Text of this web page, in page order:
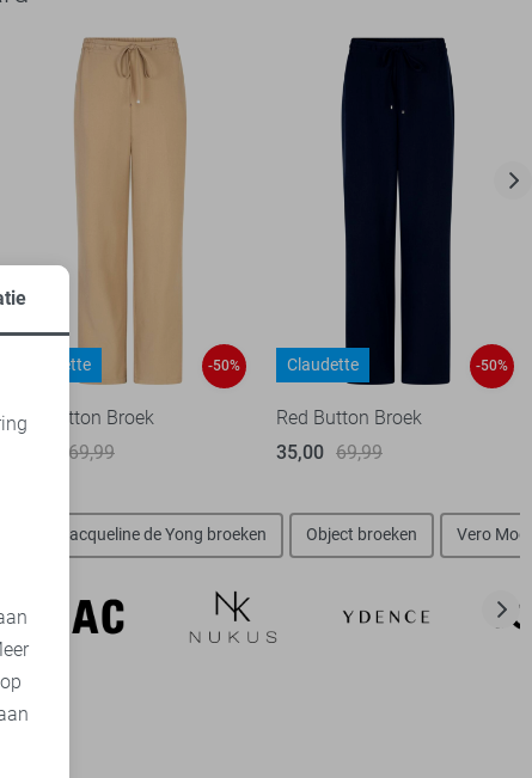
Claudette -50%
Red Button Broek
69,99
Claudette -50%
Red Button Broek
35,00 69,99
Jacqueline de Yong broeken Object broeken Vero